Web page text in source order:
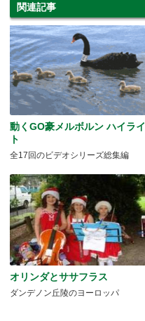
関連記事
動くGO豪メルボルン ハイライ
ト
全17回のビデオシリーズ総集編
オリンダとササフラス
ダンデノン丘陵のヨーロッパ